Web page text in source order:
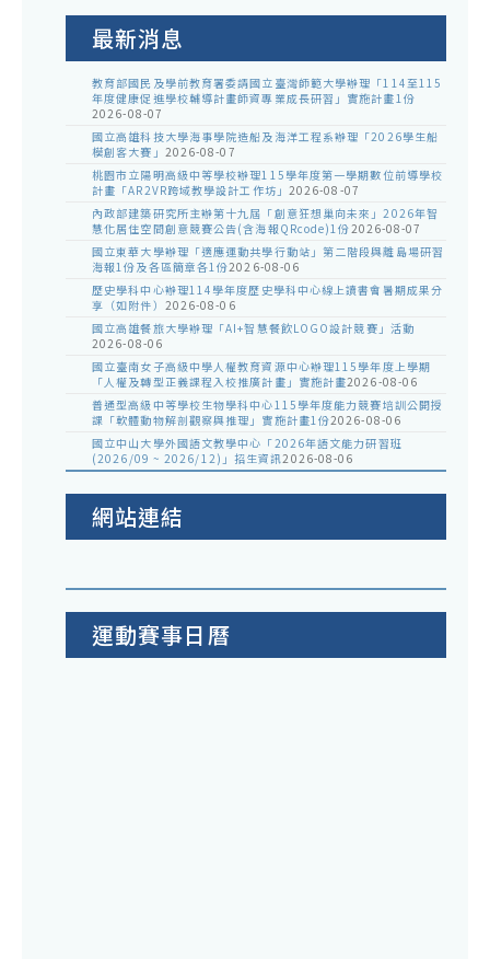
告
最新消息
教育部國民及學前教育署委請國立臺灣師範大學辦理「114至115
年度健康促進學校輔導計畫師資專業成長研習」實施計畫1份
2026-08-07
國立高雄科技大學海事學院造船及海洋工程系辦理「2026學生船
模創客大賽」 2026-08-07
桃園市立陽明高級中等學校辦理115學年度第一學期數位前導學校
計畫「AR2VR跨域教學設計工作坊」 2026-08-07
內政部建築研究所主辦第十九屆「創意狂想巢向未來」2026年智
慧化居住空間創意競賽公告(含海報QRcode)1份2026-08-07
國立東華大學辦理「適應運動共學行動站」第二階段與離島場研習
海報1份及各區簡章各1份2026-08-06
歷史學科中心辦理114學年度歷史學科中心線上讀書會暑期成果分
享（如附件） 2026-08-06
國立高雄餐旅大學辦理「AI+智慧餐飲LOGO設計競賽」活動
2026-08-06
國立臺南女子高級中學人權教育資源中心辦理115學年度上學期
「人權及轉型正義課程入校推廣計畫」實施計畫2026-08-06
普通型高級中等學校生物學科中心115學年度能力競賽培訓公開授
課「軟體動物解剖觀察與推理」實施計畫1份2026-08-06
國立中山大學外國語文教學中心「2026年語文能力研習班
(2026/09 ~ 2026/12)」招生資訊2026-08-06
網站連結
運動賽事日曆